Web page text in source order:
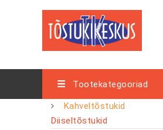
Tootekategooriad
Kahveltõstukid
Diiseltõstukid